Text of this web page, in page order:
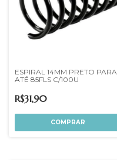
ESPIRAL 14MM PRETO PARA
ATÉ 85FLS C/100U
R$31,90